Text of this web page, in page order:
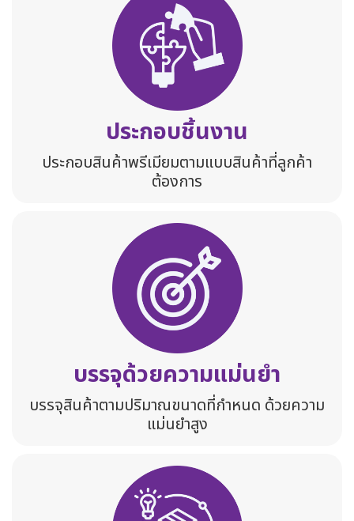
ประกอบชิ้นงาน
ประกอบสินค้าพรีเมียมตามแบบสินค้าที่ลูกค้า
ต้องการ
บรรจุด้วยความแม่นยำ
บรรจุสินค้าตามปริมาณขนาดที่กำหนด ด้วยความ
แม่นยำสูง